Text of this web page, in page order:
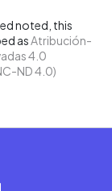
noted, this
asAtribución-
4.0
ND 4.0)